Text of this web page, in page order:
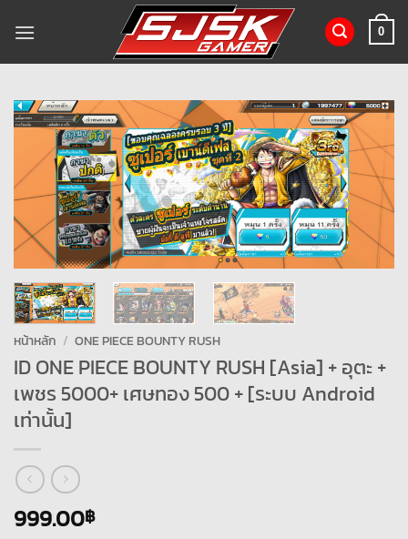
0
หน้าหลัก / ONE PIECE BOUNTY RUSH
ID ONE PIECE BOUNTY RUSH [Asia] + อุตะ +
เพชร 5000+ เศษทอง 500 + [ระบบ Android
เท่านั้น]
999.00฿